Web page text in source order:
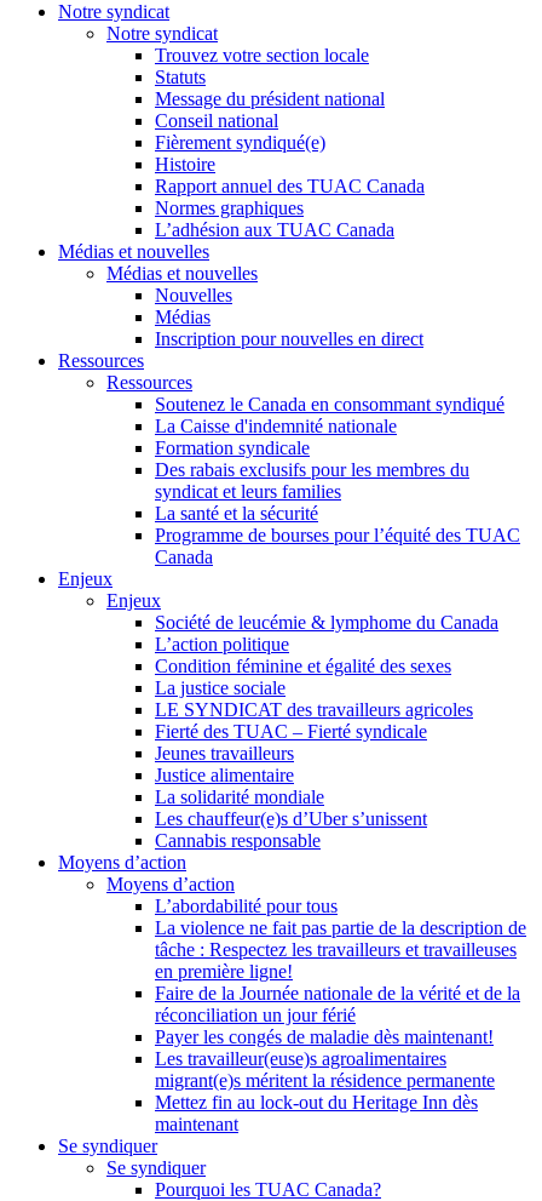
Notre syndicat
Notre syndicat
Trouvez votre section locale
Statuts
Message du président national
Conseil national
Fièrement syndiqué(e)
Histoire
Rapport annuel des TUAC Canada
Normes graphiques
L’adhésion aux TUAC Canada
Médias et nouvelles
Médias et nouvelles
Nouvelles
Médias
Inscription pour nouvelles en direct
Ressources
Ressources
Soutenez le Canada en consommant syndiqué
La Caisse d'indemnité nationale
Formation syndicale
Des rabais exclusifs pour les membres du
syndicat et leurs families
La santé et la sécurité
Programme de bourses pour l’équité des TUAC
Canada
Enjeux
Enjeux
Société de leucémie & lymphome du Canada
L’action politique
Condition féminine et égalité des sexes
La justice sociale
LE SYNDICAT des travailleurs agricoles
Fierté des TUAC – Fierté syndicale
Jeunes travailleurs
Justice alimentaire
La solidarité mondiale
Les chauffeur(e)s d’Uber s’unissent
Cannabis responsable
Moyens d’action
Moyens d’action
L’abordabilité pour tous
La violence ne fait pas partie de la description de
tâche : Respectez les travailleurs et travailleuses
en première ligne!
Faire de la Journée nationale de la vérité et de la
réconciliation un jour férié
Payer les congés de maladie dès maintenant!
Les travailleur(euse)s agroalimentaires
migrant(e)s méritent la résidence permanente
Mettez fin au lock-out du Heritage Inn dès
maintenant
Se syndiquer
Se syndiquer
Pourquoi les TUAC Canada?